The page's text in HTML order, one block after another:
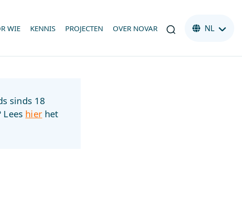
WIE KENNIS PROJECTEN OVER NOVAR NL
sinds 18
hierhet